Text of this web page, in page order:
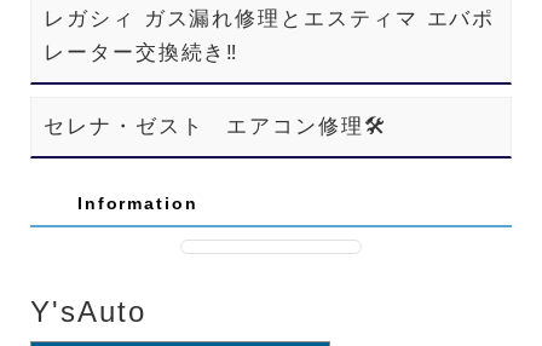
レガシィ ガス漏れ修理とエスティマ エバポ
レーター交換続き‼️
セレナ・ゼスト エアコン修理🛠️
Information
Y'sAuto